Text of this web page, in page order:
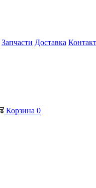
Запчасти Доставка
Корзина 0